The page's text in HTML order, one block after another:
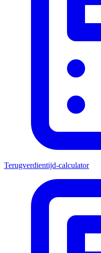
Terugverdientijd-calculator